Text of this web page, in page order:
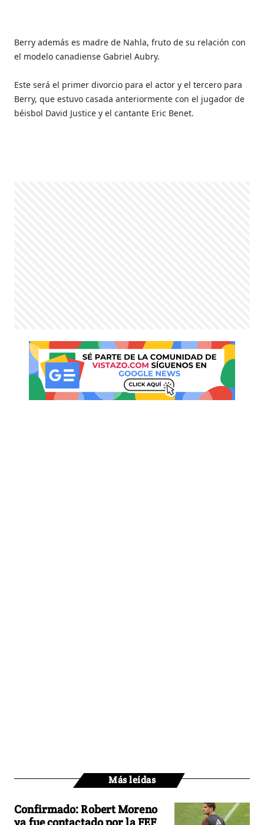
Berry además es madre de Nahla, fruto de su relación con
el modelo canadiense Gabriel Aubry.
Este será el primer divorcio para el actor y el tercero para
Berry, que estuvo casada anteriormente con el jugador de
béisbol David Justice y el cantante Eric Benet.
Más leídas
Confirmado: Robert Moreno
ya fue contactado por la FEF